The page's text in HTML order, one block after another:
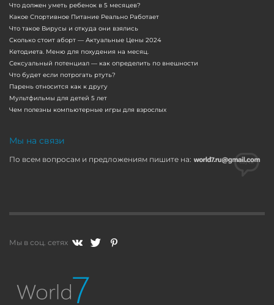
Что должен уметь ребенок в 5 месяцев?
Какое Спортивное Питание Реально Работает
Что такое Вирусы и откуда они взялись
Сколько стоит аборт — Актуальные Цены 2024
Кетодиета. Меню для похудения на месяц.
Сексуальный потенциал — как определить по внешности
Что будет если потрогать ртуть?
Парень относится как к другу
Мультфильмы для детей 5 лет
Чем полезны компьютерные игры для взрослых
Мы на связи
По всем вопросам и предложениям пишите на:
Мы в соц. сетях